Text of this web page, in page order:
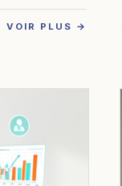
VOIR PLUS →